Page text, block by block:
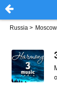
Russia > Moscow